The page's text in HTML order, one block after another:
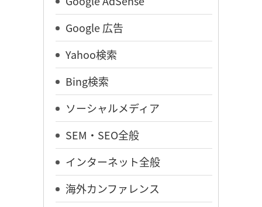
Google 広告
Yahoo検索
Bing検索
ソーシャルメディア
SEM・SEO全般
インターネット全般
海外カンファレンス